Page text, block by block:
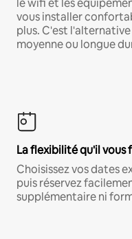
le wifi et les
vous installer
plus. C'est
moyenne ou longue
La flexibilité qu'il vous
Choisissez vos dates
puis réservez
supplémentaire ni